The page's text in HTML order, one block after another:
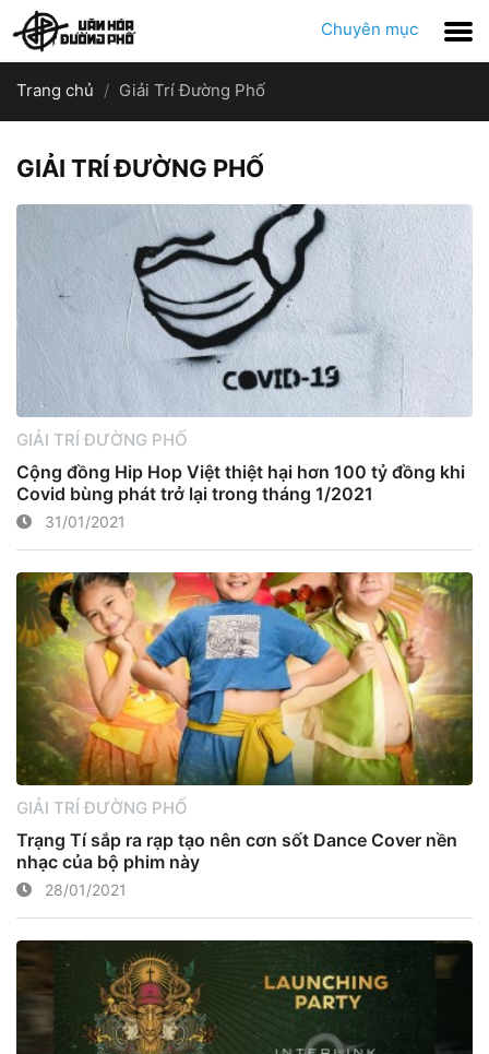
Chuyên mục
Trang chủ Giải Trí Đường Phố
GIẢI TRÍ ĐƯỜNG PHỐ
GIẢI TRÍ ĐƯỜNG PHỐ
Cộng đồng Hip Hop Việt thiệt hại hơn 100 tỷ đồng khi
Covid bùng phát trở lại trong tháng 1/2021
31/01/2021
GIẢI TRÍ ĐƯỜNG PHỐ
Trạng Tí sắp ra rạp tạo nên cơn sốt Dance Cover nền
nhạc của bộ phim này
28/01/2021